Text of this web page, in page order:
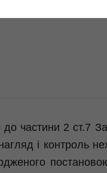
частини 2 ст.7
і контроль
постановою